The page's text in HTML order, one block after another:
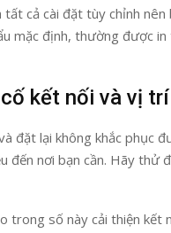
tất cả cài đặt tùy chỉnh
mặc định, thường được
kết nối và vị
đặt lại không khắc phục
đến nơi bạn cần. Hãy
trong số này cải thiện kết